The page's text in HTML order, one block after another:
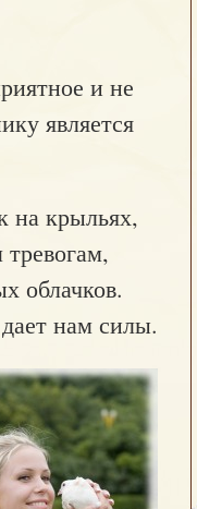
и не
является
на крыльях,
облачков.
нам силы.